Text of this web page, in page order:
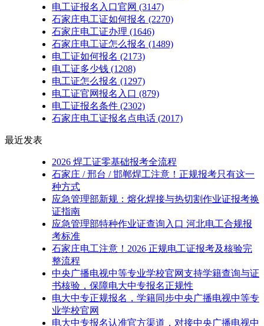
电工证报名入口官网 (3147)
石家庄电工证如何报名 (2270)
石家庄电工证办理 (1646)
石家庄电工证怎么报名 (1489)
电工证如何报名 (2173)
电工证多少钱 (1208)
电工证怎么报名 (1297)
电工证官网报名入口 (879)
电工证报名条件 (2302)
石家庄电工证报名点电话 (2017)
最近发表
2026 焊工证零基础报考全流程
石家庄 / 邢台 / 邯郸焊工注意！正规报考只有这一
种方式
应急管理部新规：熔化焊接与热切割作业证报考换
证指南
应急管理部特种作业证查询入口 河北电工合规报
考标准
石家庄电工注意！2026 正规电工证报考及核验完
整流程
中央广播电视中等专业学校官网支持学籍查询与证
书核验，保障电大中专报名正规性
电大中专正规报名，学籍同步中央广播电视中等专
业学校官网
电大中专报名认准官方渠道，对接中央广播电视中